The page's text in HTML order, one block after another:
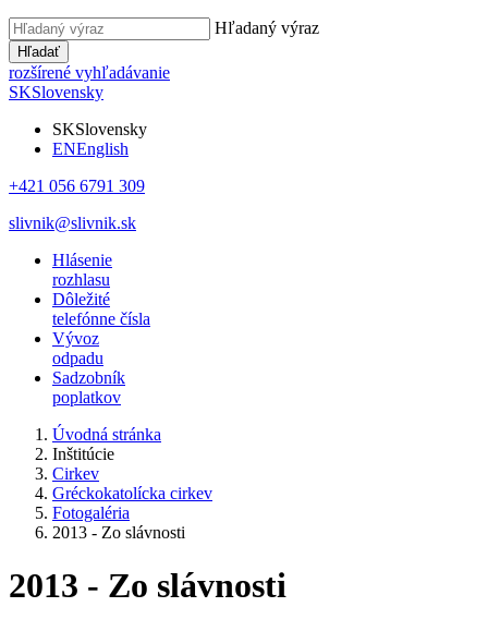
Hľadaný výraz
Hľadať
rozšírené vyhľadávanie
SKSlovensky
SKSlovensky
ENEnglish
+421 056 6791 309
slivnik@slivnik.sk
Hlásenie
rozhlasu
Dôležité
telefónne čísla
Vývoz
odpadu
Sadzobník
poplatkov
Úvodná stránka
Inštitúcie
Cirkev
Gréckokatolícka cirkev
Fotogaléria
2013 - Zo slávnosti
2013 - Zo slávnosti